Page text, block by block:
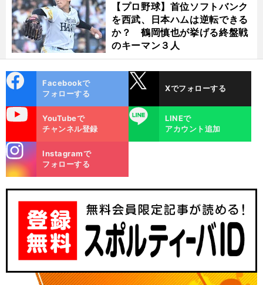
【プロ野球】首位ソフトバンク
を西武、日本ハムは逆転できる
か？ 鶴岡慎也が挙げる終盤戦
のキーマン３人
ok
Facebookで
フォローする
Xでフォローする
YouTubeで
チャンネル登録
LINE
LINEで
アカウント追加
m
Instagramで
フォローする